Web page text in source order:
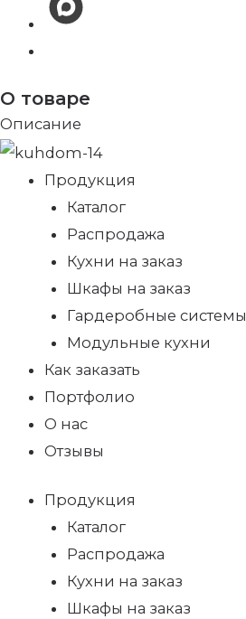
О товаре
Описание
Продукция
Каталог
Распродажа
Кухни на заказ
Шкафы на заказ
Гардеробные системы
Модульные кухни
Как заказать
Портфолио
О нас
Отзывы
Продукция
Каталог
Распродажа
Кухни на заказ
Шкафы на заказ